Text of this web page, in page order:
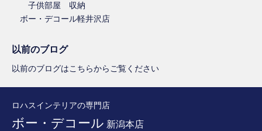
子供部屋 収納
ボー・デコール軽井沢店
以前のブログ
以前のブログはこちらからご覧ください
ロハスインテリアの専門店
ボー・デコール 新潟本店